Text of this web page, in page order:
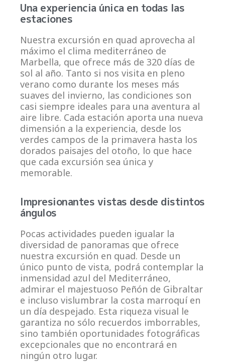
Una experiencia única en todas las
estaciones
Nuestra excursión en quad aprovecha al
máximo el clima mediterráneo de
Marbella, que ofrece más de 320 días de
sol al año. Tanto si nos visita en pleno
verano como durante los meses más
suaves del invierno, las condiciones son
casi siempre ideales para una aventura al
aire libre. Cada estación aporta una nueva
dimensión a la experiencia, desde los
verdes campos de la primavera hasta los
dorados paisajes del otoño, lo que hace
que cada excursión sea única y
memorable.
Impresionantes vistas desde distintos
ángulos
Pocas actividades pueden igualar la
diversidad de panoramas que ofrece
nuestra excursión en quad. Desde un
único punto de vista, podrá contemplar la
inmensidad azul del Mediterráneo,
admirar el majestuoso Peñón de Gibraltar
e incluso vislumbrar la costa marroquí en
un día despejado. Esta riqueza visual le
garantiza no sólo recuerdos imborrables,
sino también oportunidades fotográficas
excepcionales que no encontrará en
ningún otro lugar.